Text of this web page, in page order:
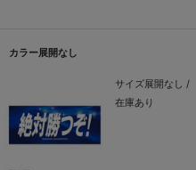
カラー展開なし
サイズ展開なし /
在庫あり